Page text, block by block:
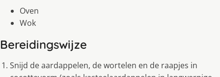
Oven
Wok
Bereidingswijze
Snijd de aardappelen, de wortelen en de raapjes in